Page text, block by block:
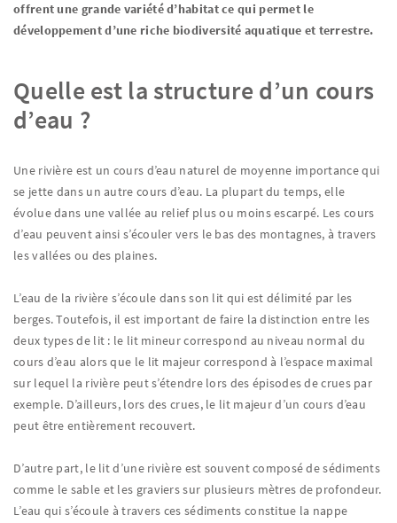
offrent une grande variété d’habitat ce qui permet le
développement d’une riche biodiversité aquatique et terrestre.
Quelle est la structure d’un cours
d’eau ?
Une rivière est un cours d’eau naturel de moyenne importance qui
se jette dans un autre cours d’eau. La plupart du temps, elle
évolue dans une vallée au relief plus ou moins escarpé. Les cours
d’eau peuvent ainsi s’écouler vers le bas des montagnes, à travers
les vallées ou des plaines.
L’eau de la rivière s’écoule dans son lit qui est délimité par les
berges. Toutefois, il est important de faire la distinction entre les
deux types de lit : le lit mineur correspond au niveau normal du
cours d’eau alors que le lit majeur correspond à l’espace maximal
sur lequel la rivière peut s’étendre lors des épisodes de crues par
exemple. D’ailleurs, lors des crues, le lit majeur d’un cours d’eau
peut être entièrement recouvert.
D’autre part, le lit d’une rivière est souvent composé de sédiments
comme le sable et les graviers sur plusieurs mètres de profondeur.
L’eau qui s’écoule à travers ces sédiments constitue la nappe